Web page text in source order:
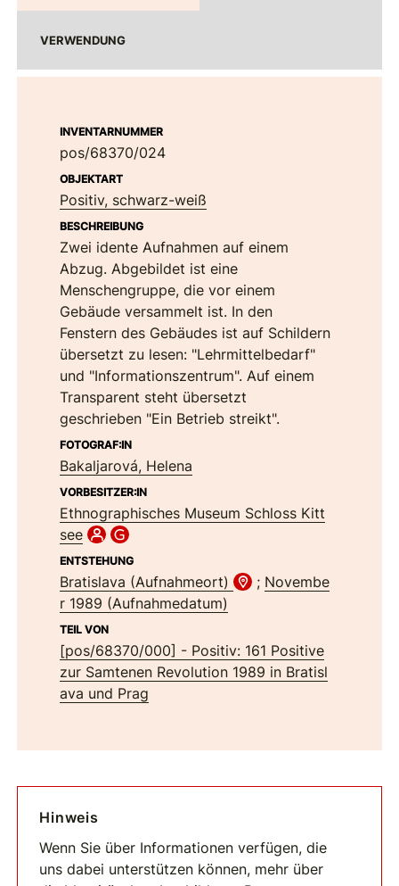
VERWENDUNG
INVENTARNUMMER
pos/68370/024
OBJEKTART
Positiv, schwarz-weiß
BESCHREIBUNG
Zwei idente Aufnahmen auf einem
Abzug. Abgebildet ist eine
Menschengruppe, die vor einem
Gebäude versammelt ist. In den
Fenstern des Gebäudes ist auf Schildern
übersetzt zu lesen: "Lehrmittelbedarf"
und "Informationszentrum". Auf einem
Transparent steht übersetzt
geschrieben "Ein Betrieb streikt".
FOTOGRAF:IN
Bakaljarová, Helena
VORBESITZER:IN
Ethnographisches Museum Schloss Kitt
see
ENTSTEHUNG
Bratislava (Aufnahmeort) ; Novembe
r 1989 (Aufnahmedatum)
TEIL VON
[pos/68370/000] - Positiv: 161 Positive
zur Samtenen Revolution 1989 in Bratisl
ava und Prag
Hinweis
Wenn Sie über Informationen verfügen, die
uns dabei unterstützen können, mehr über